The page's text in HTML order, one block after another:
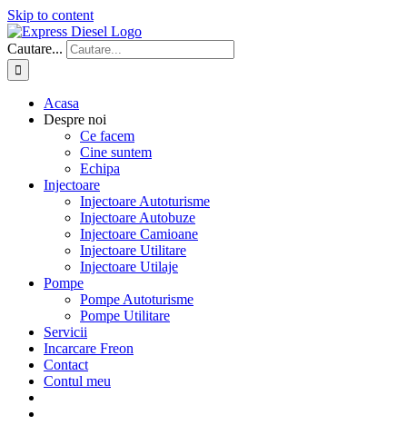
Skip to content
Cautare...
Acasa
Despre noi
Ce facem
Cine suntem
Echipa
Injectoare
Injectoare Autoturisme
Injectoare Autobuze
Injectoare Camioane
Injectoare Utilitare
Injectoare Utilaje
Pompe
Pompe Autoturisme
Pompe Utilitare
Servicii
Incarcare Freon
Contact
Contul meu